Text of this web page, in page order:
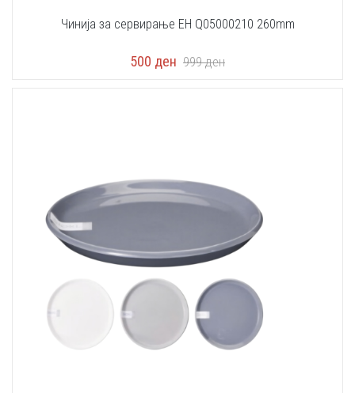
Чинија за сервирање EH Q05000210 260mm
500 ден 999ден